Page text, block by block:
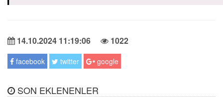
14.10.2024 11:19:06 1022
facebook twitter google
SON EKLENENLER